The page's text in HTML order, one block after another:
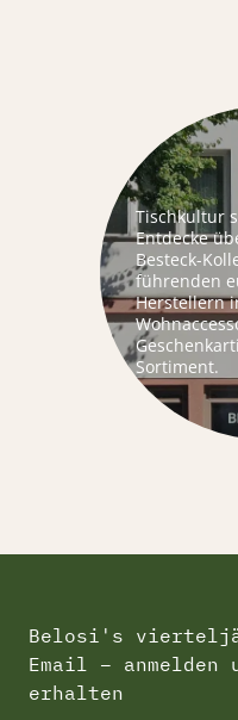
Tischkultur
Entdecke
Besteck-
führenden
Herstellern
Sortiment.
Belosi's
Email – anmelden
erhalten